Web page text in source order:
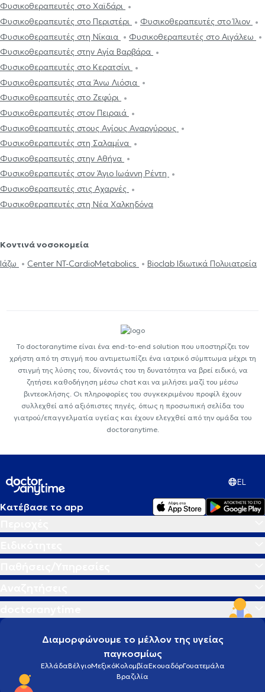
Φυσικοθεραπευτές στο Χαϊδάρι
Φυσικοθεραπευτές στο Περιστέρι
Φυσικοθεραπευτές στο Ίλιον
Φυσικοθεραπευτές στη Νίκαια
Φυσικοθεραπευτές στο Αιγάλεω
Φυσικοθεραπευτές στην Αγία Βαρβάρα
Φυσικοθεραπευτές στο Κερατσίνι
Φυσικοθεραπευτές στα Άνω Λιόσια
Φυσικοθεραπευτές στο Ζεφύρι
Φυσικοθεραπευτές στον Πειραιά
Φυσικοθεραπευτές στους Αγίους Αναργύρους
Φυσικοθεραπευτές στη Σαλαμίνα
Φυσικοθεραπευτές στην Αθήνα
Φυσικοθεραπευτές στον Άγιο Ιωάννη Ρέντη
Φυσικοθεραπευτές στις Αχαρνές
Φυσικοθεραπευτές στη Νέα Χαλκηδόνα
Κοντινά νοσοκομεία
Ιάζω
Center NT-CardioMetabolics Bioclab Ιδιωτικά Πολυιατρεία
Το doctoranytime είναι ένα end-to-end solution που υποστηρίζει τον
χρήστη από τη στιγμή που αντιμετωπίζει ένα ιατρικό σύμπτωμα μέχρι τη
στιγμή της λύσης του, δίνοντάς του τη δυνατότητα να βρεί ειδικό, να
ζητήσει καθοδήγηση μέσω chat και να μιλήσει μαζί του μέσω
βιντεοκλήσης. Οι πληροφορίες του συγκεκριμένου προφίλ έχουν
συλλεχθεί από αξιόπιστες πηγές, όπως η προσωπική σελίδα του
γιατρού/επαγγελματία υγείας και έχουν ελεγχθεί από την ομάδα του
doctoranytime.
EL
Κατέβασε το app
Διαμορφώνουμε το μέλλον της υγείας
παγκοσμίως
ΕλλάδαΒέλγιοΜεξικόΚολομβίαΕκουαδόρΓουατεμάλα
Βραζιλία